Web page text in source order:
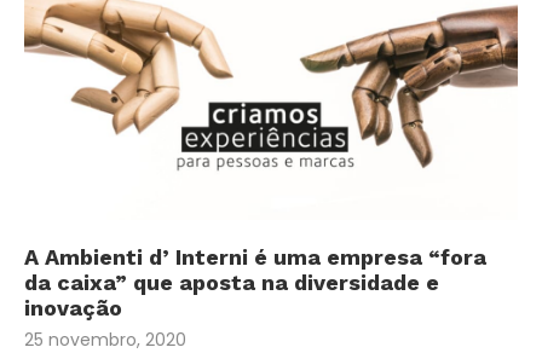
A Ambienti d’ Interni é uma empresa “fora
da caixa” que aposta na diversidade e
inovação
25 novembro, 2020